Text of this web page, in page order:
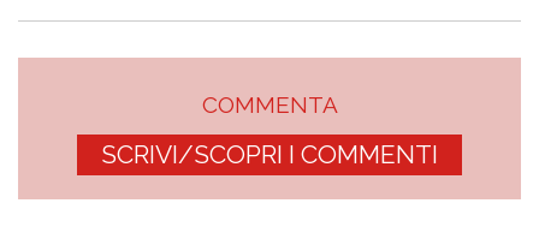
COMMENTA
SCRIVI/SCOPRI I COMMENTI